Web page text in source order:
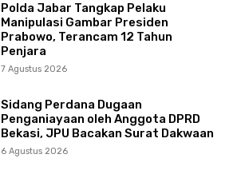
Polda Jabar Tangkap Pelaku
Manipulasi Gambar Presiden
Prabowo, Terancam 12 Tahun
Penjara
7 Agustus 2026
Sidang Perdana Dugaan
Penganiayaan oleh Anggota DPRD
Bekasi, JPU Bacakan Surat Dakwaan
6 Agustus 2026